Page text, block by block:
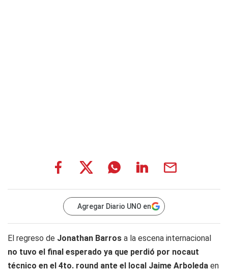
Agregar Diario UNO en
El regreso de Jonathan Barros a la escena internacional
no tuvo el final esperado ya que perdió por nocaut
técnico en el 4to. round ante el local Jaime Arboleda en